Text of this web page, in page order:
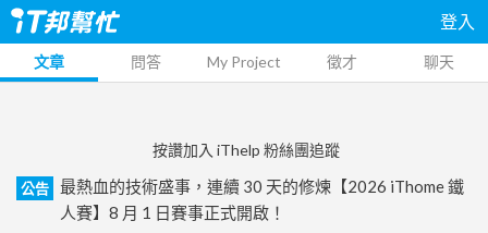
登入
文章 問答 My Project 徵才 聊天
按讚加入 iThelp 粉絲團追蹤
公告
最熱血的技術盛事，連續 30 天的修煉【2026 iThome 鐵
人賽】8 月 1 日賽事正式開啟！